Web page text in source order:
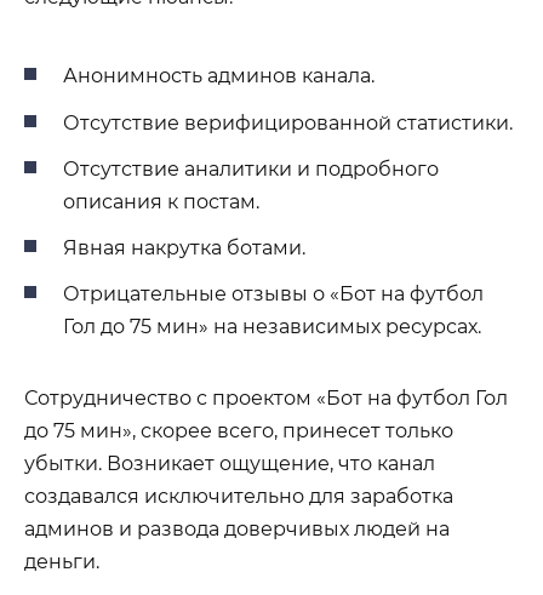
Анонимность админов канала.
Отсутствие верифицированной статистики.
Отсутствие аналитики и подробного
описания к постам.
Явная накрутка ботами.
Отрицательные отзывы о «Бот на футбол
Гол до 75 мин» на независимых ресурсах.
Сотрудничество с проектом «Бот на футбол Гол
до 75 мин», скорее всего, принесет только
убытки. Возникает ощущение, что канал
создавался исключительно для заработка
админов и развода доверчивых людей на
деньги.